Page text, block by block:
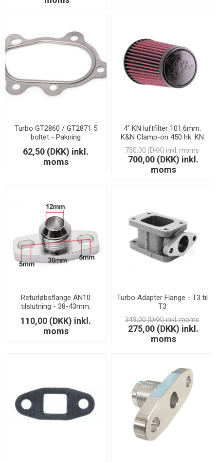
Turbo GT2860 / GT2871 5
boltet - Pakning
62,50 (DKK) inkl.
moms
4" KN luftfilter 101,6mm.
K&N Clamp-on 450 hk. KN
filter - RF-1015
750,00 (DKK) inkl. moms
700,00 (DKK) inkl.
moms
Returløbsflange AN10
tilslutning - 38-43mm.
110,00 (DKK) inkl.
moms
Turbo Adapter Flange - T3 til
T3
349,00 (DKK) inkl. moms
275,00 (DKK) inkl.
moms